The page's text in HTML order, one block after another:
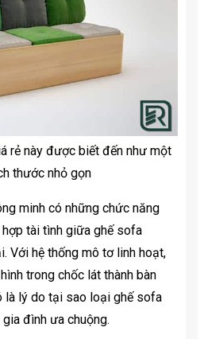
rẻ này được biết đến như một
thước nhỏ gọn
minh có những chức năng
tài tình giữa ghế sofa
Với hệ thống mô tơ linh hoạt,
trong chốc lát thành bàn
là lý do tại sao loại ghế sofa
đình ưa chuộng.